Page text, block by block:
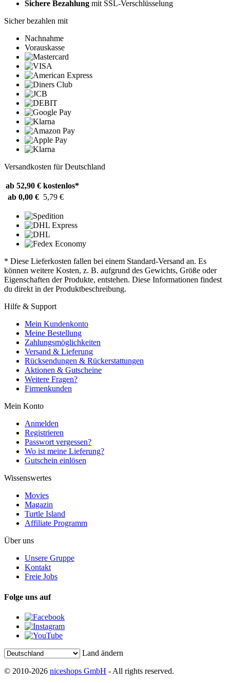
Sichere Bezahlung mit SSL-Verschlüsselung
Sicher bezahlen mit
Nachnahme
Vorauskasse
Versandkosten für Deutschland
ab 52,90 € kostenlos*
ab 0,00 € 5,79 €
* Diese Lieferkosten fallen bei einem Standard-Versand an. Es
können weitere Kosten, z. B. aufgrund des Gewichts, Größe oder
Eigenschaften der Produkte, entstehen. Diese Informationen findest
du direkt in der Produktbeschreibung.
Hilfe & Support
Mein Kundenkonto
Meine Bestellung
Zahlungsmöglichkeiten
Versand & Lieferung
Rücksendungen & Rückerstattungen
Aktionen & Gutscheine
Weitere Fragen?
Firmenkunden
Mein Konto
Anmelden
Registrieren
Passwort vergessen?
Wo ist meine Lieferung?
Gutschein einlösen
Wissenswertes
Movies
Magazin
Turtle Island
Affiliate Programm
Über uns
Unsere Gruppe
Kontakt
Freie Jobs
Folge uns auf
Land ändern
© 2010-2026 niceshops GmbH - All rights reserved.